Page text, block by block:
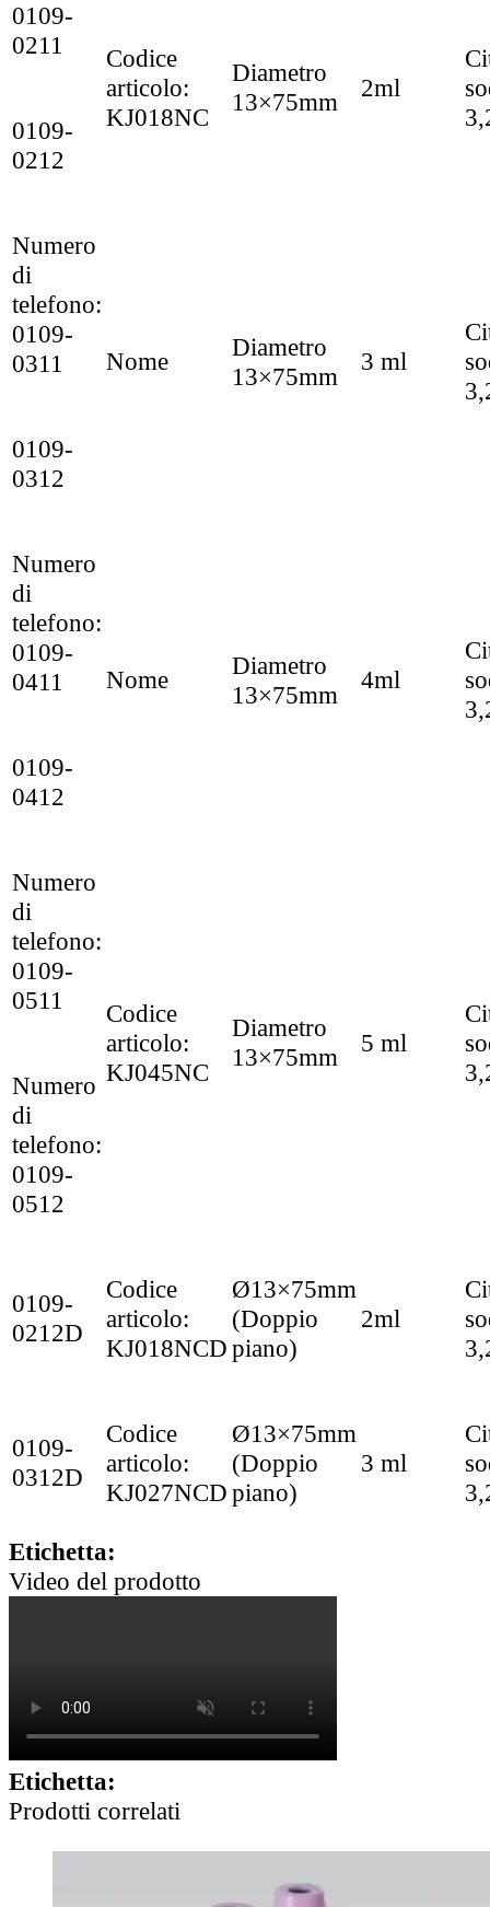
0109-
0211
Codice
articolo:
KJ018NC
Diametro
13×75mm
2ml
0109-
0212
Numero
di
telefono:
0109-
0311
Nome
Diametro
13×75mm
3 ml
0109-
0312
Numero
di
telefono:
0109-
0411
Nome
Diametro
13×75mm
4ml
0109-
0412
Numero
di
telefono:
0109-
0511
Codice
articolo:
KJ045NC
Diametro
13×75mm
5 ml
Numero
di
telefono:
0109-
0512
0109-
0212D
Codice
articolo:
KJ018NCD
Ø13×75mm
(Doppio
piano)
2ml
0109-
0312D
Codice
articolo:
KJ027NCD
Ø13×75mm
(Doppio
piano)
3 ml
Etichetta:
Video del prodotto
Etichetta:
Prodotti correlati